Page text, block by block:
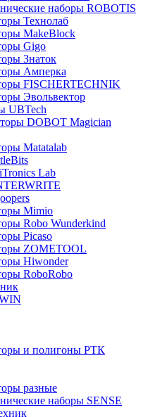
наборы ROBOTIS
Технолаб
MakeBlock
Gigo
Знаток
Амперка
FISCHERTECHNIK
Эвольвектор
UBTech
DOBOT Magician
Matatalab
Lab
Mimio
Robo Wunderkind
Picaso
ZOMETOOL
Hiwonder
RoboRobo
и полигоны РТК
разные
наборы SENSE